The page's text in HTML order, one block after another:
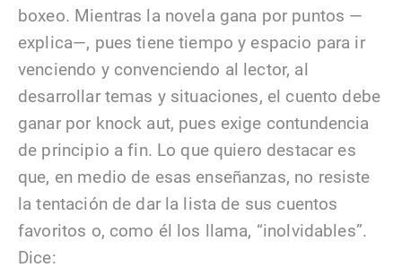
boxeo. Mientras la novela gana por puntos —
explica—, pues tiene tiempo y espacio para ir
venciendo y convenciendo al lector, al
desarrollar temas y situaciones, el cuento debe
ganar por knock aut, pues exige contundencia
de principio a fin. Lo que quiero destacar es
que, en medio de esas enseñanzas, no resiste
la tentación de dar la lista de sus cuentos
favoritos o, como él los llama, “inolvidables”.
Dice: